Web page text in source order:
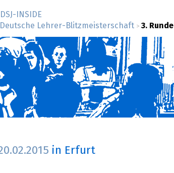
DSJ-­INSIDE
Lehrer-Blitzmeisterschaft > 3. Runde
in Erfurt